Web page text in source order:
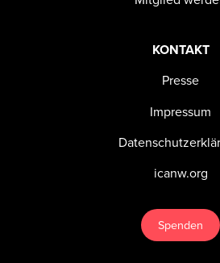
KONTAKT
Presse
Impressum
icanw.org
Spenden